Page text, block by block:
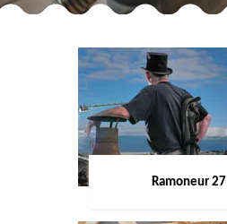
Ramoneur 27